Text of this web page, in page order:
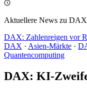
Aktuellere News zu DAX
DAX: Zahlenreigen vor
DAX · Asien-Märkte ·
Quantencomputing
DAX: KI-